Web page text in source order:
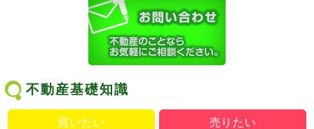
不動産基礎知識
買いたい 売りたい